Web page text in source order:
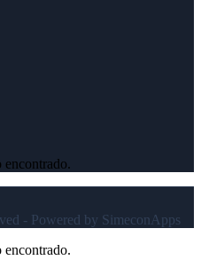
encontrado.
- Powered by SimeconApps
encontrado.